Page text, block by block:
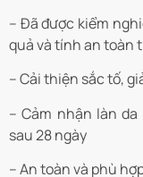
– Đã được kiểm
quả và tính an toàn
– Cải thiện sắc tố,
– Cảm nhận làn
sau 28 ngày
– An toàn và phù